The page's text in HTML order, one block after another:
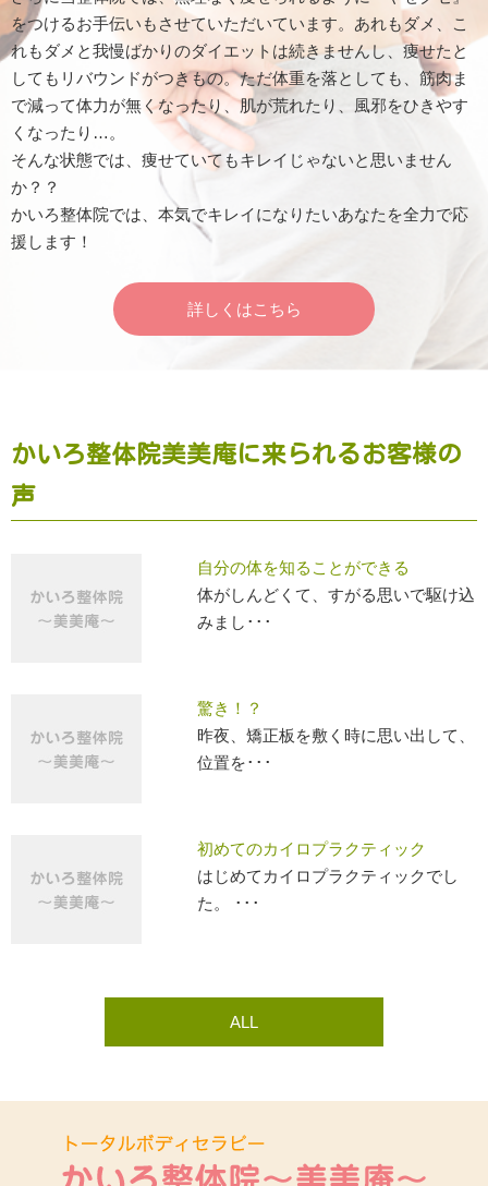
をつけるお手伝いもさせていただいています。あれもダメ、こ
れもダメと我慢ばかりのダイエットは続きませんし、痩せたと
してもリバウンドがつきもの。ただ体重を落としても、筋肉ま
で減って体力が無くなったり、肌が荒れたり、風邪をひきやす
くなったり…。
そんな状態では、痩せていてもキレイじゃないと思いません
か？？
かいろ整体院では、本気でキレイになりたいあなたを全力で応
援します！
詳しくはこちら
かいろ整体院美美庵に来られるお客様の
声
自分の体を知ることができる
体がしんどくて、すがる思いで駆け込
みまし･･･
驚き！？
昨夜、矯正板を敷く時に思い出して、
位置を･･･
初めてのカイロプラクティック
はじめてカイロプラクティックでし
た。 ･･･
ALL